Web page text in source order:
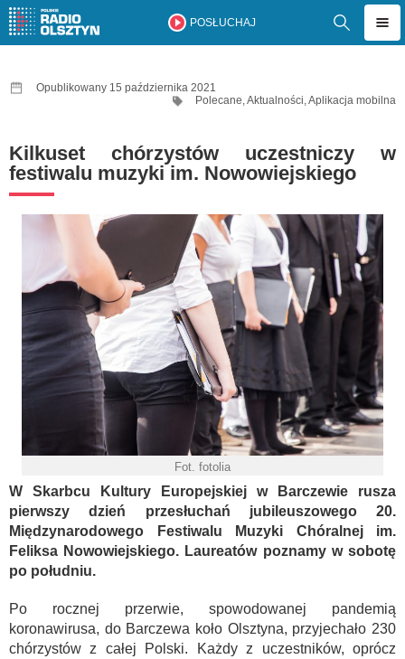
POSŁUCHAJ
Opublikowany 15 października 2021
Polecane,Aktualności,Aplikacja mobilna
Kilkuset chórzystów uczestniczy w
festiwalu muzyki im. Nowowiejskiego
Fot. fotolia
W Skarbcu Kultury Europejskiej w Barczewie rusza
pierwszy dzień przesłuchań jubileuszowego 20.
Międzynarodowego Festiwalu Muzyki Chóralnej im.
Feliksa Nowowiejskiego. Laureatów poznamy w sobotę
po południu.
Po rocznej przerwie, spowodowanej pandemią
koronawirusa, do Barczewa koło Olsztyna, przyjechało 230
chórzystów z całej Polski. Każdy z uczestników, oprócz